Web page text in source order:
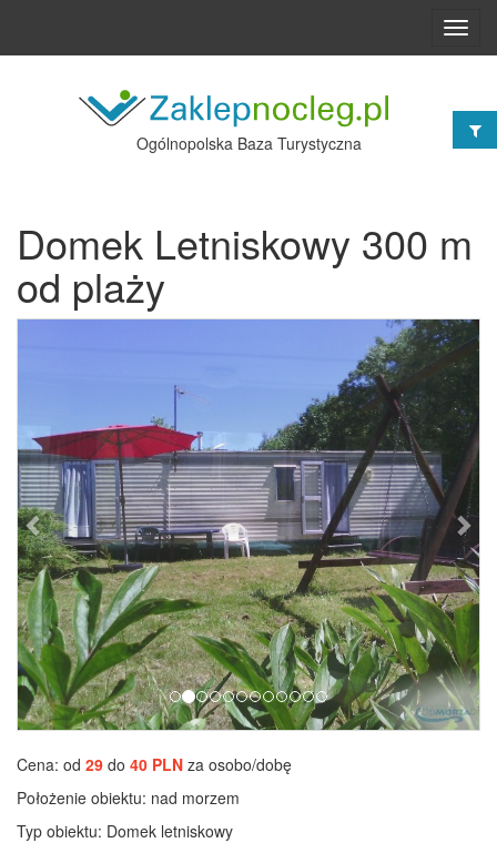
Ogólnopolska Baza Turystyczna
Domek Letniskowy 300 m
od plaży
Cena: od 29 do 40 PLN za osobo/dobę
Położenie obiektu: nad morzem
Typ obiektu: Domek letniskowy